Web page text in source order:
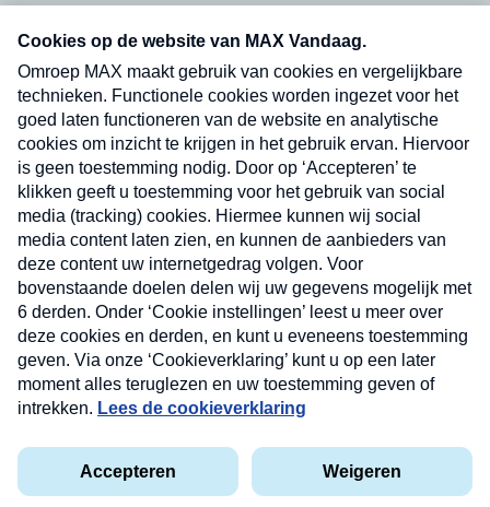
Neem hier een gratis abonnement op onze
nieuwsbrief. Elke vrijdag- en dinsdagochtend in
uw mailbox.
Verzend
Privacyverklaring
Cookieverklaring
Kwetsbaarheid melden
Nieuwsbrief
Neem hier een gratis abonnement op onze
nieuwsbrief. Elke vrijdag- en dinsdagochtend in uw